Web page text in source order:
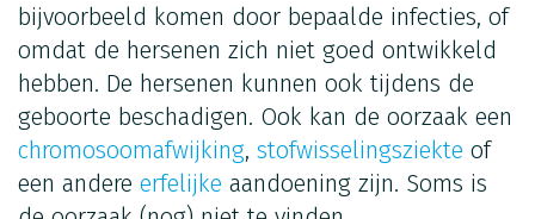
bijvoorbeeld komen door bepaalde infecties, of
omdat de hersenen zich niet goed ontwikkeld
hebben. De hersenen kunnen ook tijdens de
geboorte beschadigen. Ook kan de oorzaak een
chromosoomafwijking, stofwisselingsziekte of
een andere erfelijke aandoening zijn. Soms is